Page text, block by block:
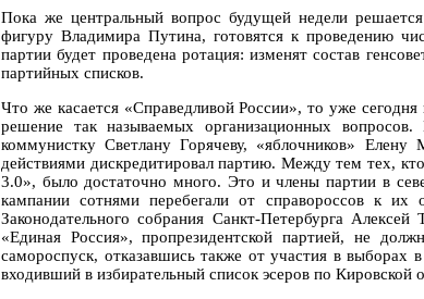
Пока же центральный вопрос будущей недели
фигуру Владимира Путина, готовятся к проведению
партии будет проведена ротация: изменят состав
партийных списков.
Что же касается «Справедливой России», то уже
решение так называемых организационных
коммунистку Светлану Горячеву, «яблочников»
действиями дискредитировал партию. Между тем тех,
3.0», было достаточно много. Это и члены партии в
кампании сотнями перебегали от справороссов к
Законодательного собрания Санкт-Петербурга
«Единая Россия», пропрезидентской партией, не
самороспуск, отказавшись также от участия в выборах
входивший в избирательный список эсеров по Кировской